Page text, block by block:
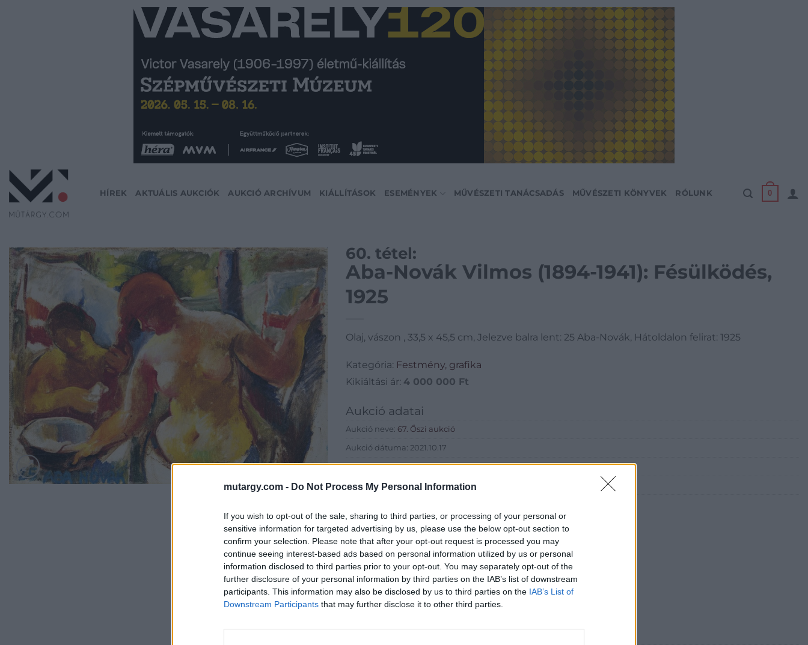
mutargy.com - Do Not Process My Personal Information
If you wish to opt-out of the sale, sharing to third parties, or processing of your personal or
sensitive information for targeted advertising by us, please use the below opt-out section to
confirm your selection. Please note that after your opt-out request is processed you may
continue seeing interest-based ads based on personal information utilized by us or personal
information disclosed to third parties prior to your opt-out. You may separately opt-out of the
further disclosure of your personal information by third parties on the IAB’s list of downstream
participants. This information may also be disclosed by us to third parties on the IAB’s List of
Downstream Participants that may further disclose it to other third parties.
HÍREK AKTUÁLIS AUKCIÓK AUKCIÓ ARCHÍVUM KIÁLLÍTÁSOK ESEMÉNYEK MŰVÉSZETI TANÁCSADÁS MŰVÉSZETI KÖNYVEK RÓLUNK 0
60. tétel:
Aba-Novák Vilmos (1894-1941): Fésülködés,
1925
Olaj, vászon , 33,5 x 45,5 cm, Jelezve balra lent: 25 Aba-Novák, Hátoldalon felirat: 1925
Kategória: Festmény, grafika
Kikiáltási ár: 4 000 000 Ft
Aukció adatai
Aukció neve: 67. Őszi aukció
Aukció dátuma: 2021.10.17
Aukció ideje: 18:00
Aukció helye: Budapest Kongresszusi Központ
Eladó adatai
Eladó:Virág Judit Galéria
Cím: Nemes Zsófia
Mű-Terem Galéria Kft.
1055 Budapest, Falk Miksa u. 30